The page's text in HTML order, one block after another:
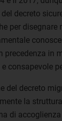
decreto
per disegnare
precedenza in
consapevole
del decreto
la
di